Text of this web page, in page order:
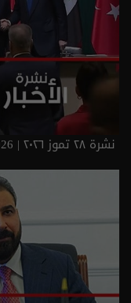
نشرة ٢٨ تموز ٢٠٢٦ | 2026